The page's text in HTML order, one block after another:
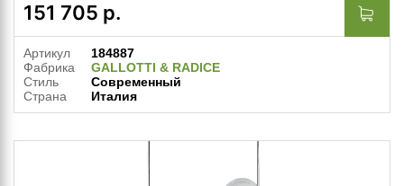
151 705 р.
Артикул
184887
Фабрика
GALLOTTI & RADICE
Стиль
Современный
Страна
Италия